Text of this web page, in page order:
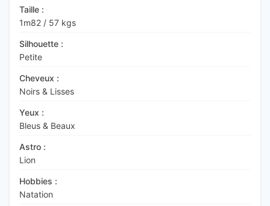
Taille :
1m82 / 57 kgs
Silhouette :
Petite
Cheveux :
Noirs & Lisses
Yeux :
Bleus & Beaux
Astro :
Lion
Hobbies :
Natation